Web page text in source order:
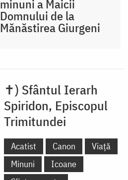
minuni a Maicii
Domnului de la
Mănăstirea Giurgeni
✝) Sfântul Ierarh
Spiridon, Episcopul
Trimitundei
Acatist Canon
Viață
Minuni
Icoane